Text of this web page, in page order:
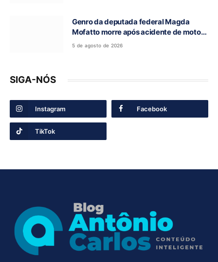
Genro da deputada federal Magda
Mofatto morre após acidente de moto
na BR-153
5 de agosto de 2026
SIGA-NÓS
Instagram Facebook
TikTok